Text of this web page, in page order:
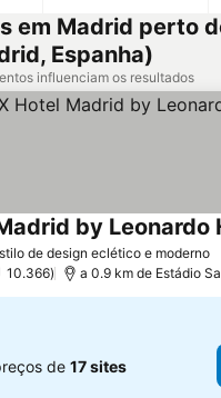
em Madrid perto
Espanha)
influenciam os resultados
de design eclético e moderno
by Leonardo
10.366 a 0.9 km de Estádio
de 17 sites